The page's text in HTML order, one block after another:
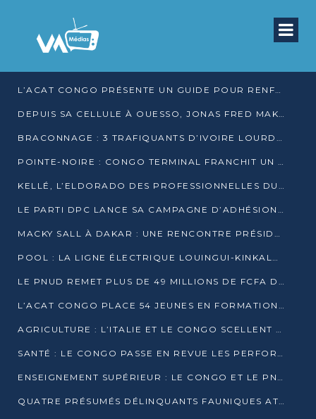
L’ACAT CONGO PRÉSENTE UN GUIDE POUR RENFORCER LES GARANTIES JUDICIAIRES EN GARDE À VUE
DEPUIS SA CELLULE À OUESSO, JONAS FRED MAKITA DÉNONCE CE QU’IL QUALIFIE DE DÉNI DE JUSTICE
BRACONNAGE : 3 TRAFIQUANTS D’IVOIRE LOURDEMENT CONDAMNÉS À DJAMBALA
POINTE-NOIRE : CONGO TERMINAL FRANCHIT UN CAP HISTORIQUE AVEC 99 MOUVEMENTS/HEURE
KELLÉ, L’ELDORADO DES PROFESSIONNELLES DU SEXE
LE PARTI DPC LANCE SA CAMPAGNE D’ADHÉSIONS ET VEUT STRUCTURER SA PRÉSENCE DANS LES 15 DÉPARTEMENTS
MACKY SALL À DAKAR : UNE RENCONTRE PRÉSIDENTIELLE QUI DIVISE L’OPINION SÉNÉGALAISE
POOL : LA LIGNE ÉLECTRIQUE LOUINGUI-KINKALA-BOKO MISE EN SERVICE
LE PNUD REMET PLUS DE 49 MILLIONS DE FCFA D’ÉQUIPEMENTS POUR ACCÉLÉRER LA NUMÉRISATION DU SYSTÈME DE SANTÉ
L’ACAT CONGO PLACE 54 JEUNES EN FORMATION PROFESSIONNELLE
AGRICULTURE : L’ITALIE ET LE CONGO SCELLENT UN PARTENARIAT POUR UNE PRODUCTION LOCALE DURABLE
SANTÉ : LE CONGO PASSE EN REVUE LES PERFORMANCES DE SES HÔPITAUX À MI-PARCOURS
ENSEIGNEMENT SUPÉRIEUR : LE CONGO ET LE PNUD VEULENT RAPPROCHER LA FORMATION UNIVERSITAIRE DES BESOINS DU MARCHÉ DE L’EMPLOI
QUATRE PRÉSUMÉS DÉLINQUANTS FAUNIQUES ATTENDUS DEVANT LA JUSTICE POUR TRAFIC D’IVOIRE